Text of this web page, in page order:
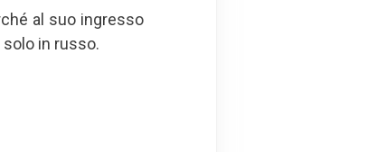
al suo ingresso
in russo.